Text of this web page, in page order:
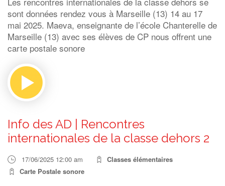
sont données rendez vous à Marseille (13) 14 au 17
mai 2025. Maeva, enseignante de l’école Chanterelle de
Marseille (13) avec ses élèves de CP nous offrent une
carte postale sonore
Info des AD | Rencontres
internationales de la classe dehors 2
17/06/2025 12:00 am
Classes élémentaires
Carte Postale sonore